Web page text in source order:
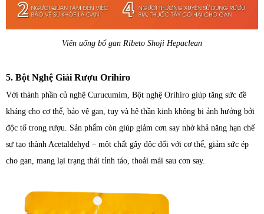
Viên uống bổ gan Ribeto Shoji Hepaclean
5. Bột Nghệ Giải Rượu Orihiro
Với thành phần củ nghệ Curucumim, Bột nghệ Orihiro giúp tăng sức đề
kháng cho cơ thể, bảo vệ gan, tụy và hệ thần kinh không bị ảnh hưởng bởi
độc tố trong rượu. Sản phẩm còn giúp giảm cơn say nhờ khả năng hạn chế
sự tạo thành Acetaldehyd – một chất gây độc đối với cơ thể, giảm sức ép
cho gan, mang lại trạng thái tỉnh táo, thoải mái sau cơn say.